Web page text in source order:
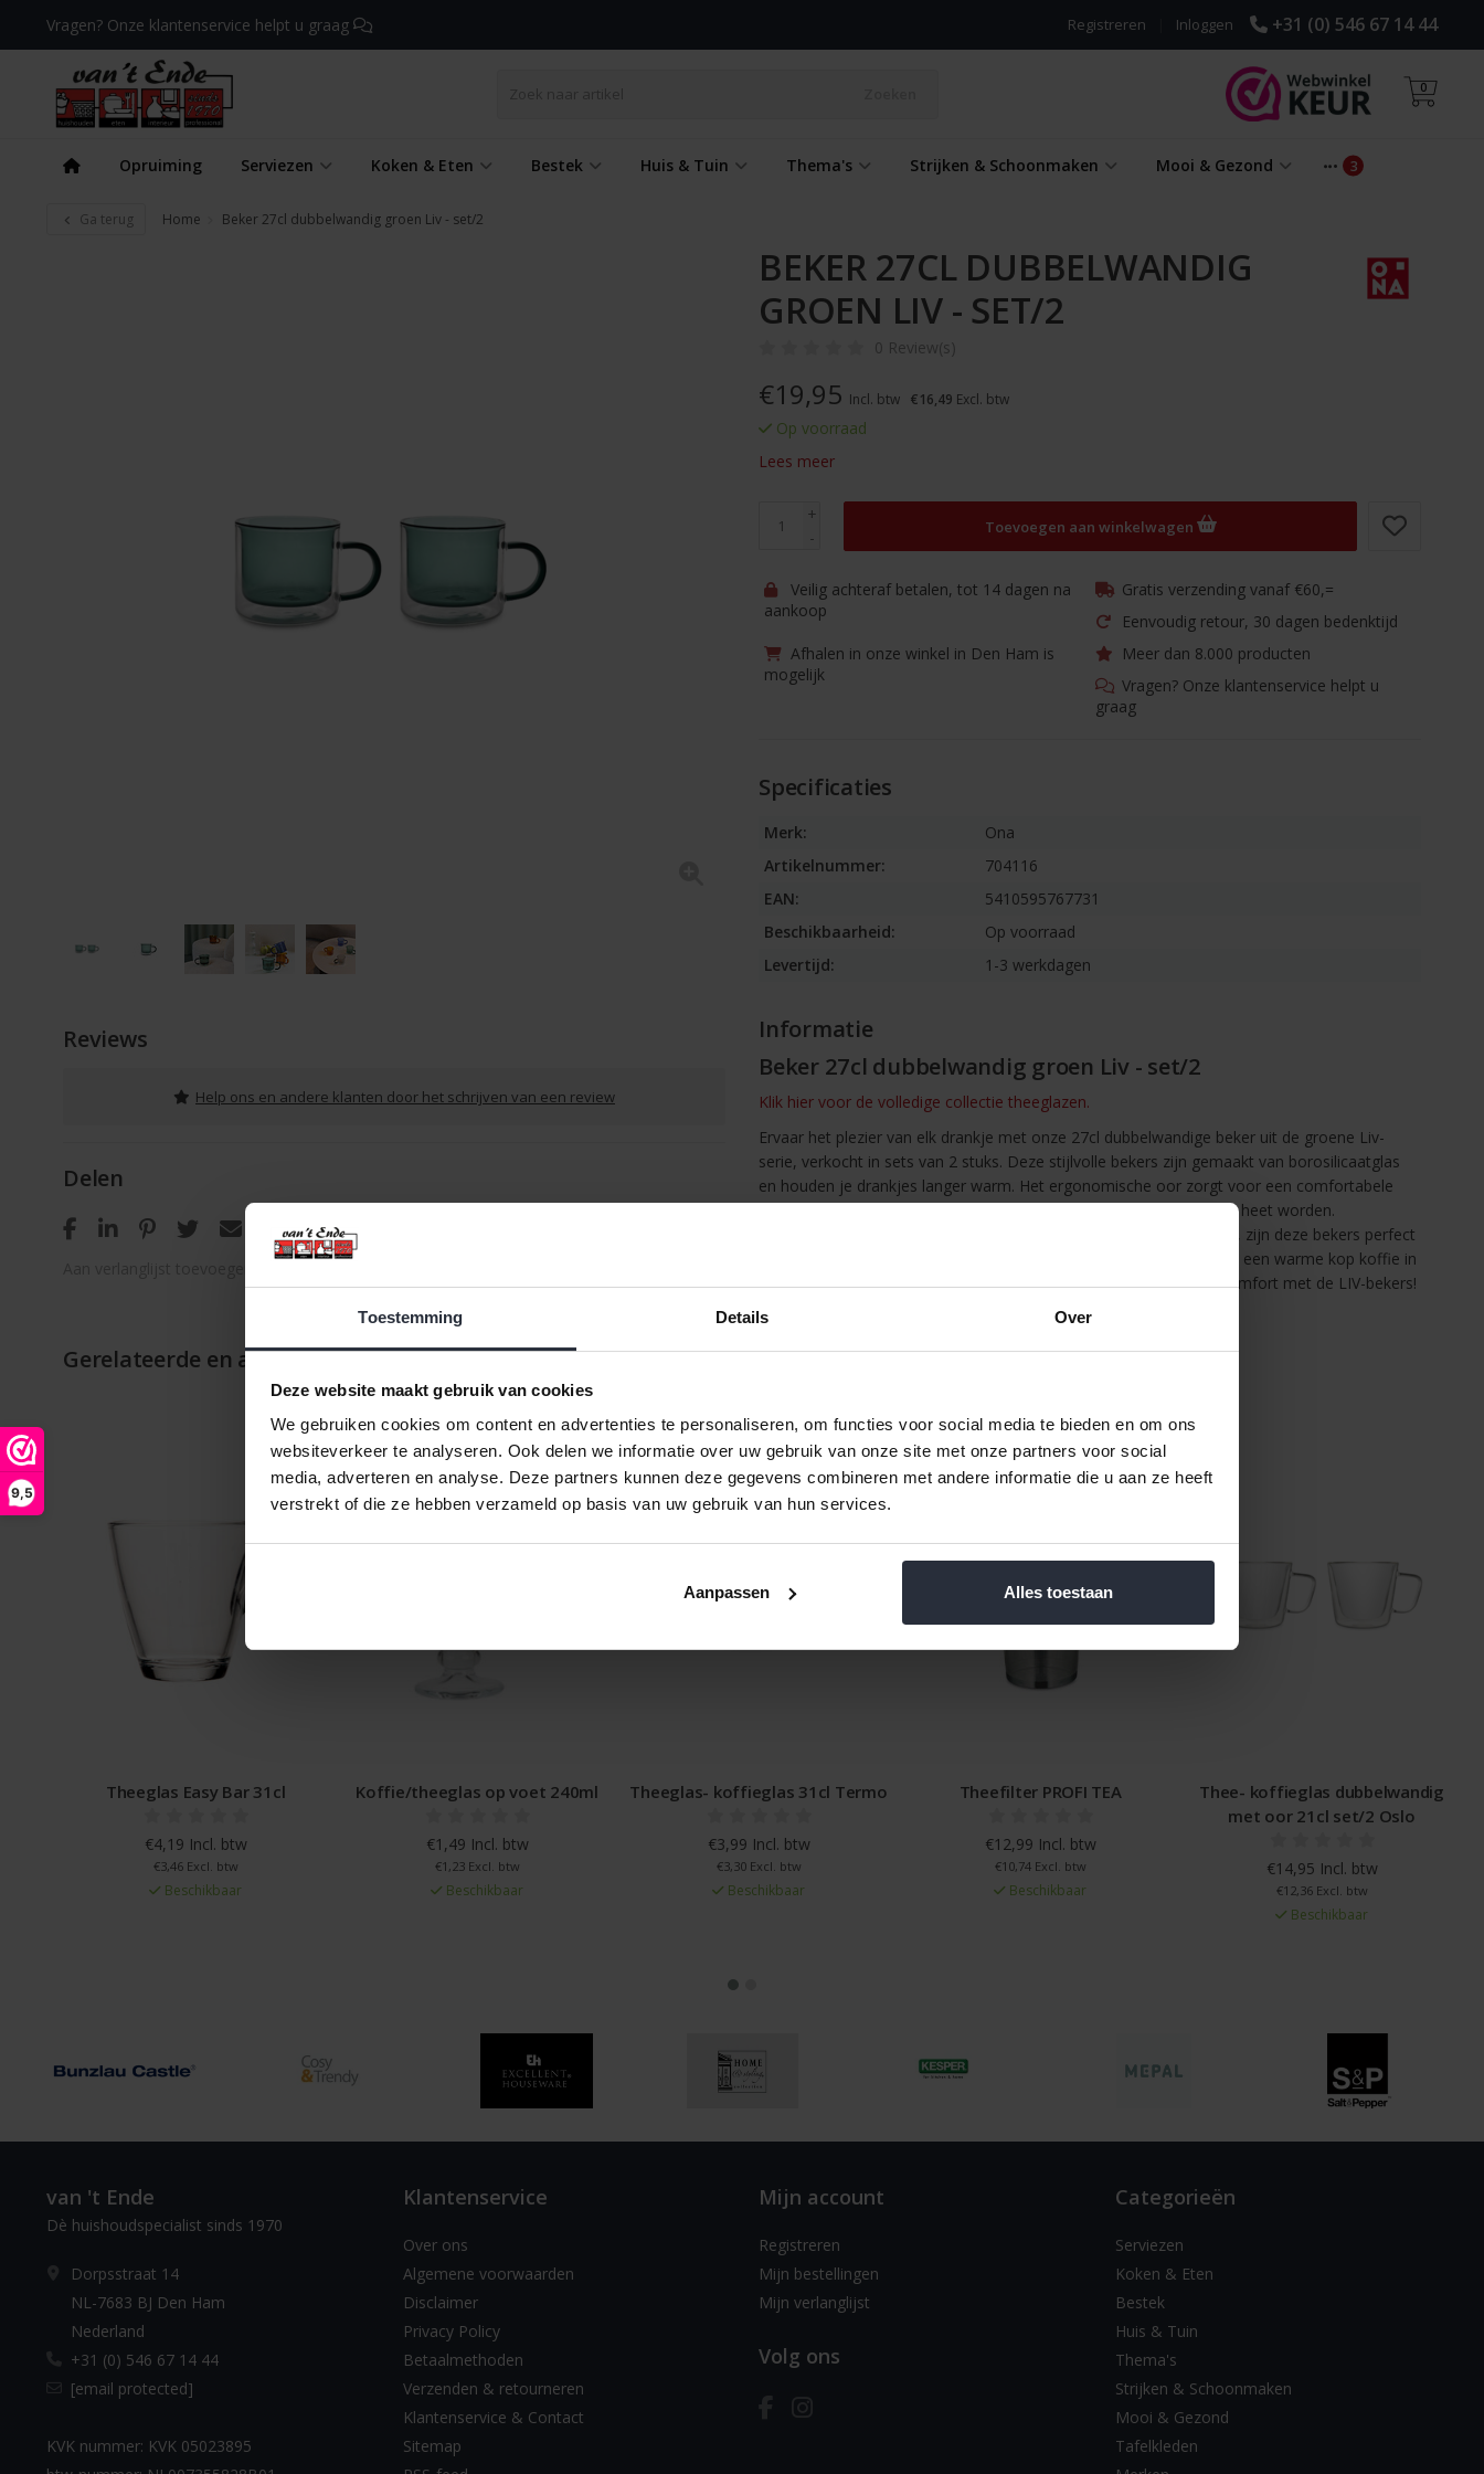
Toestemming Details Over
Deze website maakt gebruik van cookies
We gebruiken cookies om content en advertenties te personaliseren, om functies voor social media te bieden en om ons
websiteverkeer te analyseren. Ook delen we informatie over uw gebruik van onze site met onze partners voor social
media, adverteren en analyse. Deze partners kunnen deze gegevens combineren met andere informatie die u aan ze heeft
verstrekt of die ze hebben verzameld op basis van uw gebruik van hun services.
Aanpassen Alles toestaan
9,5
Vragen? Onze klantenservice helpt u graag +31 (0) 546 67 14 44
Inloggen
Registreren
0
Opruiming Serviezen Koken & Eten Bestek Huis & Tuin Thema's Strijken & Schoonmaken Mooi & Gezond
Ga terug Home Beker 27cl dubbelwandig groen Liv - set/2
Reviews
Help ons en andere klanten door het schrijven van een review
Delen
BEKER 27CL DUBBELWANDIG
GROEN LIV - SET/2
0 Review(s)
€19,95 Incl. btw €16,49 Excl. btw
Op voorraad
Lees meer
+
-
Toevoegen aan winkelwagen
Veilig achteraf betalen, tot 14 dagen na
aankoop
Gratis verzending vanaf €60,=
Eenvoudig retour, 30 dagen bedenktijd
Afhalen in onze winkel in Den Ham is
mogelijk
Meer dan 8.000 producten
Vragen? Onze klantenservice helpt u
graag
Specificaties
Merk:
Ona
Artikelnummer:
704116
EAN:
5410595767731
Beschikbaarheid:
Op voorraad
Levertijd:
1-3 werkdagen
Informatie
Beker 27cl dubbelwandig groen Liv - set/2
Klik hier voor de volledige collectie theeglazen.
Ervaar het plezier van elk drankje met onze 27cl dubbelwandige beker uit de groene Liv-
serie, verkocht in sets van 2 stuks. Deze stijlvolle bekers zijn gemaakt van borosilicaatglas
en houden je drankjes langer warm. Het ergonomische oor zorgt voor een comfortabele
grip, terwijl het dubbelwandige ontwerp voorkomt dat je handen te heet worden.
Geïnspireerd door de trendkleuren van het komende winterseizoen, zijn deze bekers perfect
om te mixen en matchen voor elke gelegenheid, of het nu gaat om een warme kop koffie in
de ochtend of thee met vrienden in de avond. Geniet van stijl én comfort met de LIV-bekers!
Gerelateerde en alternatieve producten
Theeglas Easy Bar 31cl
€4,19 Incl. btw
€3,46 Excl. btw
Beschikbaar
Koffie/theeglas op voet 240ml
€1,49 Incl. btw
€1,23 Excl. btw
Beschikbaar
Theeglas- koffieglas 31cl Termo
€3,99 Incl. btw
€3,30 Excl. btw
Beschikbaar
Theefilter PROFI TEA
€12,99 Incl. btw
€10,74 Excl. btw
Beschikbaar
Thee- koffieglas dubbelwandig
met oor 21cl set/2 Oslo
€14,95 Incl. btw
€12,36 Excl. btw
Beschikbaar
van 't Ende
Dè huishoudspecialist sinds 1970
Dorpsstraat 14
NL-7683 BJ Den Ham
Nederland
+31 (0) 546 67 14 44
[email protected]
KVK nummer: KVK 05023895
Klantenservice
Over ons
Algemene voorwaarden
Disclaimer
Privacy Policy
Betaalmethoden
Verzenden & retourneren
Klantenservice & Contact
Sitemap
Mijn account
Registreren
Mijn bestellingen
Mijn verlanglijst
Volg ons
Categorieën
Serviezen
Koken & Eten
Bestek
Huis & Tuin
Thema's
Strijken & Schoonmaken
Mooi & Gezond
Tafelkleden